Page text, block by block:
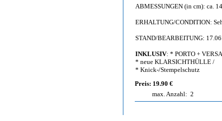
ABMESSUNGEN (in cm): ca.
ERHALTUNG/CONDITION:
STAND/BEARBEITUNG:
INKLUSIV: * PORTO +
* neue KLARSICHTHÜLLE /
* Knick-/Stempelschutz
Preis: 19.90 €
max. Anzahl: 2